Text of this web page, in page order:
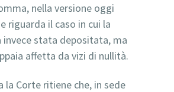
nella versione oggi
riguarda il caso in cui la
invece stata depositata, ma
affetta da vizi di nullità.
la Corte ritiene che, in sede